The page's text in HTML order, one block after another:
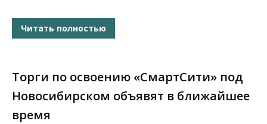
Читать полностью
Торги по освоению «СмартСити» под
Новосибирском объявят в ближайшее
время